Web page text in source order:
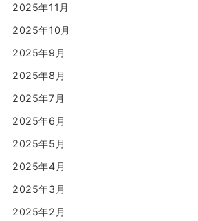
2025年11月
2025年10月
2025年9月
2025年8月
2025年7月
2025年6月
2025年5月
2025年4月
2025年3月
2025年2月